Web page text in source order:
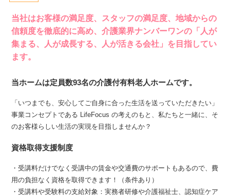
当社はお客様の満足度、スタッフの満足度、地域からの
信頼度を徹底的に高め、介護業界ナンバーワンの「人が
集まる、人が成長する、人が活きる会社」を目指してい
ます。
当ホームは定員数93名の介護付有料老人ホームです。
「いつまでも、安心してご自身に合った生活を送っていただきたい」
事業コンセプトである LifeFocus の考えのもと、私たちと一緒に、そ
のお客様らしい生活の実現を目指しませんか？
資格取得支援制度
・受講料だけでなく受講中の賃金や交通費のサポートもあるので、費
用の負担なく資格を取得できます！（条件あり）
・受講料や受験料の支給対象：実務者研修や介護福祉士、認知症ケア